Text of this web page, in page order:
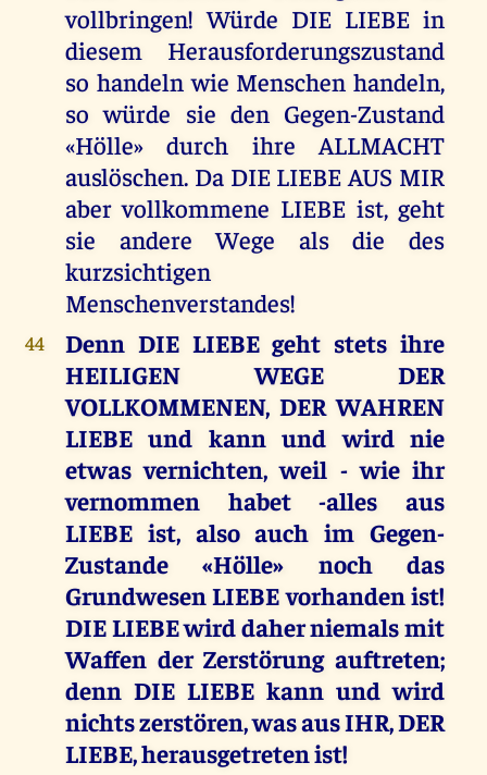
vollbringen! Würde DIE LIEBE in
diesem Herausforderungszustand
so handeln wie Menschen handeln,
so würde sie den Gegen-Zustand
«Hölle» durch ihre ALLMACHT
auslöschen. Da DIE LIEBE AUS MIR
aber vollkommene LIEBE ist, geht
sie andere Wege als die des
kurzsichtigen
Menschenverstandes!
44
Denn DIE LIEBE geht stets ihre
HEILIGEN WEGE DER
VOLLKOMMENEN, DER WAHREN
LIEBE und kann und wird nie
etwas vernichten, weil - wie ihr
vernommen habet -alles aus
LIEBE ist, also auch im Gegen-
Zustande «Hölle» noch das
Grundwesen LIEBE vorhanden ist!
DIE LIEBE wird daher niemals mit
Waffen der Zerstörung auftreten;
denn DIE LIEBE kann und wird
nichts zerstören, was aus IHR, DER
LIEBE, herausgetreten ist!